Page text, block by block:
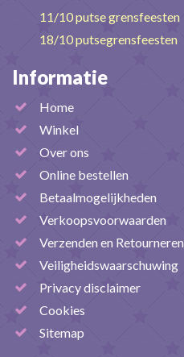
11/10 putse grensfeesten
18/10 putsegrensfeesten
Informatie
Home
Winkel
Over ons
Online bestellen
Betaalmogelijkheden
Verkoopsvoorwaarden
Verzenden en Retourneren
Veiligheidswaarschuwing
Privacy disclaimer
Cookies
Sitemap